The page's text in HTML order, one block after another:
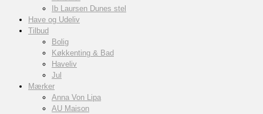
Ib Laursen Dunes stel
Have og Udeliv
Tilbud
Bolig
Køkkenting & Bad
Haveliv
Jul
Mærker
Anna Von Lipa
AU Maison